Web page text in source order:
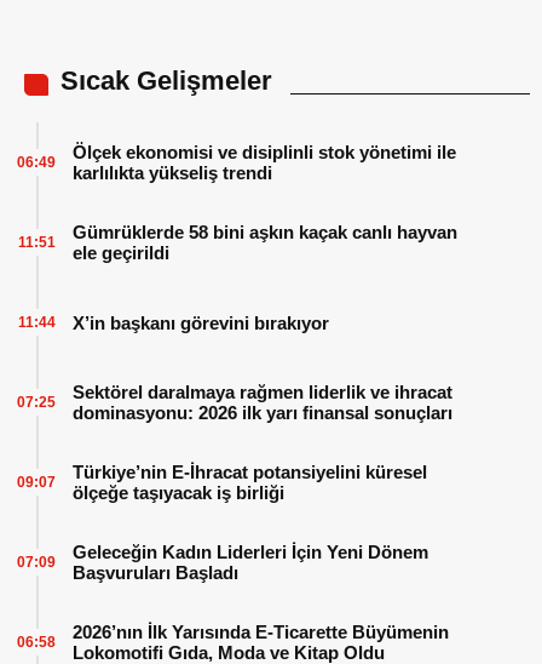
Sıcak Gelişmeler
Ölçek ekonomisi ve disiplinli stok yönetimi ile
karlılıkta yükseliş trendi
06:49
Gümrüklerde 58 bini aşkın kaçak canlı hayvan
ele geçirildi
11:51
X’in başkanı görevini bırakıyor
11:44
Sektörel daralmaya rağmen liderlik ve ihracat
dominasyonu: 2026 ilk yarı finansal sonuçları
07:25
Türkiye’nin E-İhracat potansiyelini küresel
ölçeğe taşıyacak iş birliği
09:07
Geleceğin Kadın Liderleri İçin Yeni Dönem
Başvuruları Başladı
07:09
2026’nın İlk Yarısında E-Ticarette Büyümenin
Lokomotifi Gıda, Moda ve Kitap Oldu
06:58